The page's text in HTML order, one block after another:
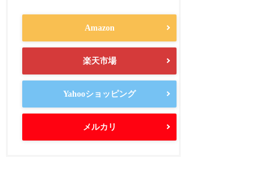
Amazon
楽天市場
Yahooショッピング
メルカリ